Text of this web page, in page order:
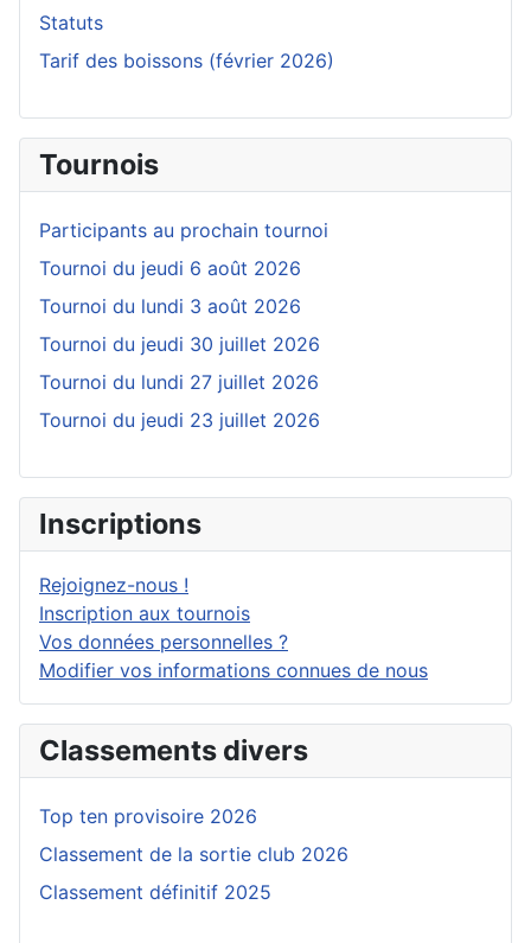
Statuts
Tarif des boissons (février 2026)
Tournois
Participants au prochain tournoi
Tournoi du jeudi 6 août 2026
Tournoi du lundi 3 août 2026
Tournoi du jeudi 30 juillet 2026
Tournoi du lundi 27 juillet 2026
Tournoi du jeudi 23 juillet 2026
Inscriptions
Rejoignez-nous !
Inscription aux tournois
Vos données personnelles ?
Modifier vos informations connues de nous
Classements divers
Top ten provisoire 2026
Classement de la sortie club 2026
Classement définitif 2025